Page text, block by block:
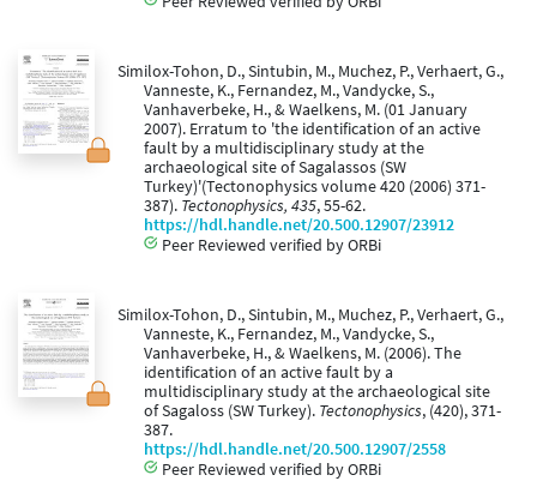
Similox-Tohon, D., Sintubin, M., Muchez, P., Verhaert, G.,
Vanneste, K., Fernandez, M., Vandycke, S.,
Vanhaverbeke, H., & Waelkens, M. (01 January
2007). Erratum to 'the identification of an active
fault by a multidisciplinary study at the
archaeological site of Sagalassos (SW
Turkey)'(Tectonophysics volume 420 (2006) 371-
387). Tectonophysics, 435, 55-62.
https://hdl.handle.net/20.500.12907/23912
Peer Reviewed verified by ORBi
Similox-Tohon, D., Sintubin, M., Muchez, P., Verhaert, G.,
Vanneste, K., Fernandez, M., Vandycke, S.,
Vanhaverbeke, H., & Waelkens, M. (2006). The
identification of an active fault by a
multidisciplinary study at the archaeological site
of Sagaloss (SW Turkey). Tectonophysics, (420), 371-
387.
https://hdl.handle.net/20.500.12907/2558
Peer Reviewed verified by ORBi